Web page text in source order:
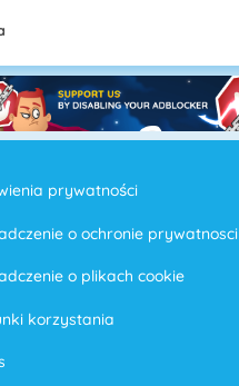
prywatności
o ochronie prywatnosci
o plikach cookie
korzystania